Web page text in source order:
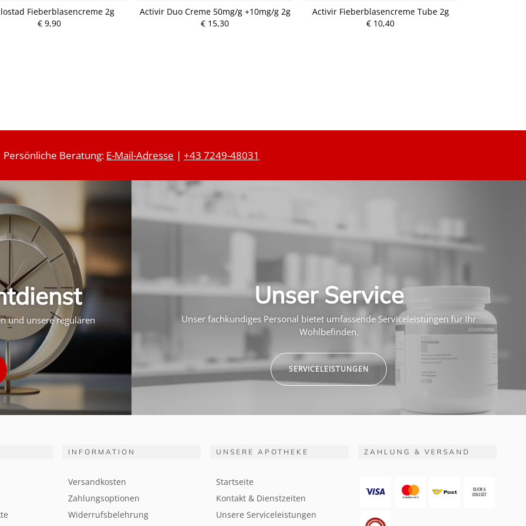
Fieberblasencreme 2g
€ 9,90
Activir Duo Creme 50mg/g +10mg/g 2g
€ 15,30
Activir Fieberblasencreme Tube 2g
€ 10,40
P P
Persönliche Beratung: E-Mail-Adresse | +43 7249-48031
und unsere regulären
Unser Service
Unser fachkundiges Personal bietet umfassende Serviceleistungen für Ihr
Wohlbefinden.
SERVICELEISTUNGEN
INFORMATION
Versandkosten
Zahlungsoptionen
Widerrufsbelehrung
UNSERE APOTHEKE
Startseite
Kontakt & Dienstzeiten
Unsere Serviceleistungen
ZAHLUNG & VERSAND